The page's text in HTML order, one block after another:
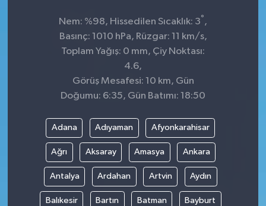
Nem: %98, Hissedilen Sıcaklık: 3° ,
Basınç: 1010 hPa, Rüzgar: 11 km/s,
Toplam Yağış: 0 mm, Çiy Noktası:
4.6,
Görüş Mesafesi: 10 km, Gün
Doğumu: 6:35, Gün Batımı: 18:50
Adana Adıyaman Afyonkarahisar
Ağrı Aksaray Amasya Ankara
Antalya Ardahan Artvin Aydın
Balıkesir Bartın Batman Bayburt